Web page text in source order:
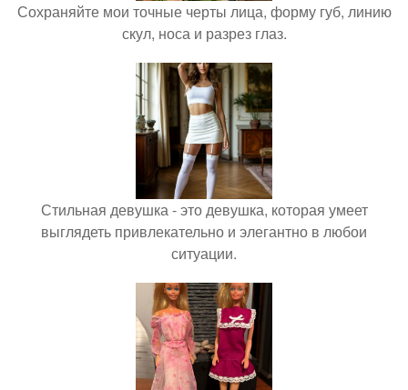
Сохраняйте мои точные черты лица, форму губ, линию
скул, носа и разрез глаз.
Стильная девушка - это девушка, которая умеет
выглядеть привлекательно и элегантно в любои
ситуации.